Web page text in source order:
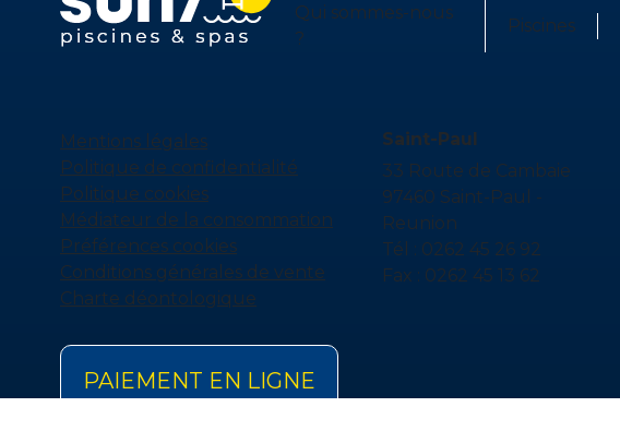
Qui sommes-nous
?
Piscines
Mentions légales
Politique de confidentialité
Politique cookies
Médiateur de la consommation
Préférences cookies
Conditions générales de vente
Charte déontologique
Saint-Paul
33 Route de Cambaie
97460 Saint-Paul -
Reunion
Tél : 0262 45 26 92
Fax : 0262 45 13 62
PAIEMENT EN LIGNE